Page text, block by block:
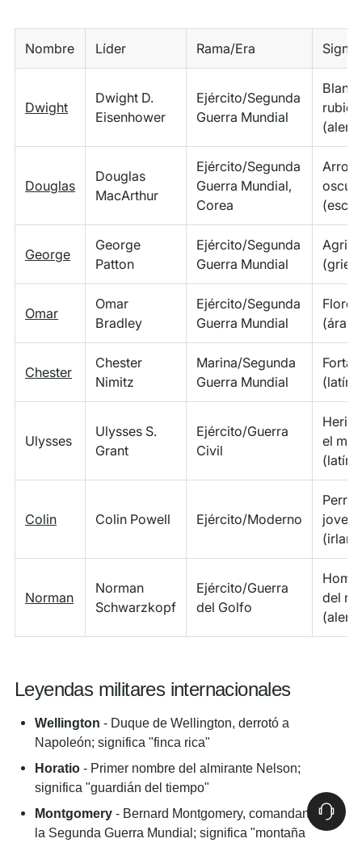
Nombre Líder Rama/Era
Dwight
Dwight D.
Eisenhower
Ejército/Segunda
Guerra Mundial
rubio
Douglas
Douglas
MacArthur
Ejército/Segunda
Guerra Mundial,
Corea
George
George
Patton
Ejército/Segunda
Guerra Mundial
Omar
Omar
Bradley
Ejército/Segunda
Guerra Mundial
Chester
Chester
Nimitz
Marina/Segunda
Guerra Mundial
(latín)
Ulysses
Ulysses S.
Grant
Ejército/Guerra
Civil
el
(latín)
Colin Colin Powell Ejército/Moderno
Perro
joven
Norman
Norman
Schwarzkopf
Ejército/Guerra
del Golfo
del
Leyendas militares internacionales
Wellington - Duque de Wellington, derrotó a
Napoleón; significa "finca rica"
Horatio - Primer nombre del almirante Nelson;
significa "guardián del tiempo"
Montgomery - Bernard Montgomery, comandante de
la Segunda Guerra Mundial; significa "montaña